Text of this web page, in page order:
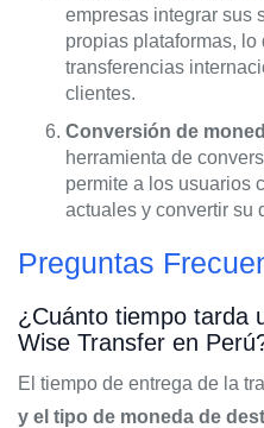
empresas integrar sus
propias plataformas,
transferencias
clientes.
Conversión de
herramienta de
permite a los usuarios
actuales y convertir su
Preguntas
¿Cuánto tiempo tarda
Wise Transfer en
El tiempo de entrega de la
y el tipo de moneda de